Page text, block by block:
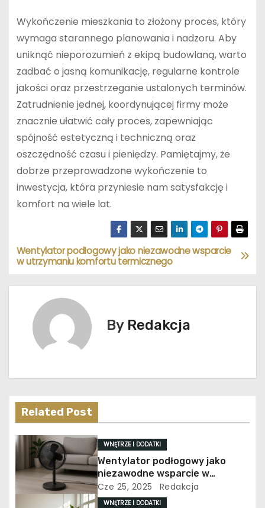
Wykończenie mieszkania to złożony proces, który
wymaga starannego planowania i nadzoru. Aby
uniknąć nieporozumień z ekipą budowlaną, warto
zadbać o jasną komunikację, regularne kontrole
jakości oraz przestrzeganie ustalonych terminów.
Zatrudnienie jednej, koordynującej firmy może
znacznie ułatwić cały proces, zapewniając
spójność estetyczną i techniczną oraz
oszczędność czasu i pieniędzy. Pamiętajmy, że
dobrze przeprowadzone wykończenie to
inwestycja, która przyniesie nam satysfakcję i
komfort na wiele lat.
N
a
a
c
j
a
w
Wentylator podłogowy jako niezawodne wsparcie
w utrzymaniu komfortu termicznego
By Redakcja
Related Post
WNĘTRZE I DODATKI
Wentylator podłogowy jako
niezawodne wsparcie w
utrzymaniu komfortu
termicznego
Cze 25, 2025 Redakcja
WNĘTRZE I DODATKI